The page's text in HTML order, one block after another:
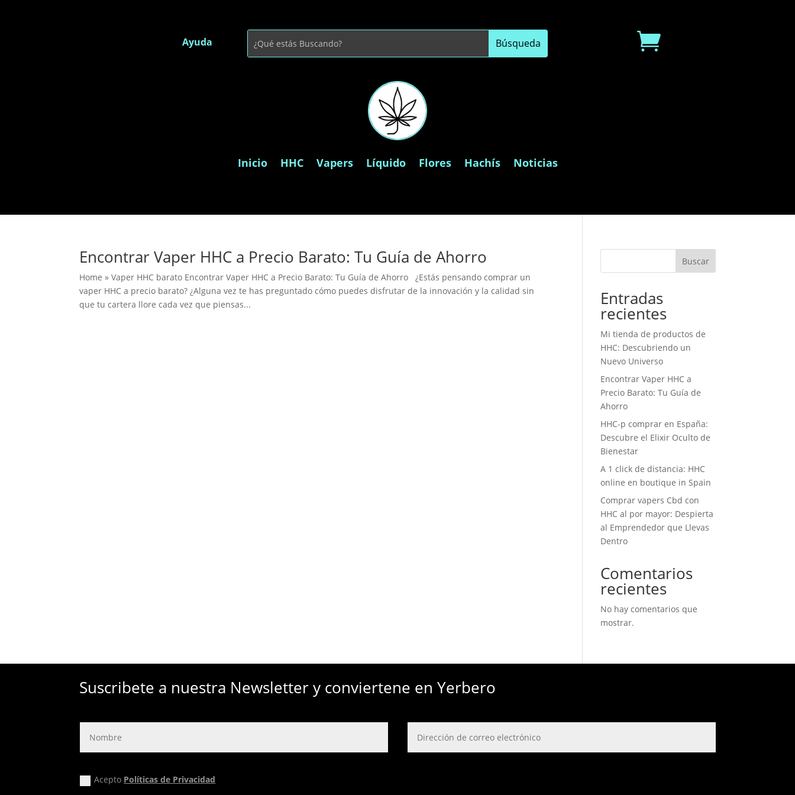
Ayuda 
Inicio HHC Vapers Líquido Flores Hachís Noticias
Encontrar Vaper HHC a Precio Barato: Tu Guía de Ahorro
Home » Vaper HHC barato Encontrar Vaper HHC a Precio Barato: Tu Guía de Ahorro ¿Estás pensando comprar un
vaper HHC a precio barato? ¿Alguna vez te has preguntado cómo puedes disfrutar de la innovación y la calidad sin
que tu cartera llore cada vez que piensas...
Buscar
Entradas
recientes
Mi tienda de productos de
HHC: Descubriendo un
Nuevo Universo
Encontrar Vaper HHC a
Precio Barato: Tu Guía de
Ahorro
HHC-p comprar en España:
Descubre el Elixir Oculto de
Bienestar
A 1 click de distancia: HHC
online en boutique in Spain
Comprar vapers Cbd con
HHC al por mayor: Despierta
al Emprendedor que Llevas
Dentro
Comentarios
recientes
No hay comentarios que
mostrar.
Suscribete a nuestra Newsletter y conviertene en Yerbero
Acepto Políticas de Privacidad